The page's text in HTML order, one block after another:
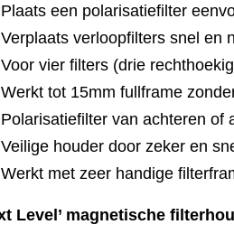
Plaats een polarisatiefilter
Verplaats verloopfilters snel en
Voor vier filters (drie
Werkt tot 15mm fullframe
Polarisatiefilter van achteren of
Veilige houder door zeker en
Werkt met zeer handige
Level’ magnetische